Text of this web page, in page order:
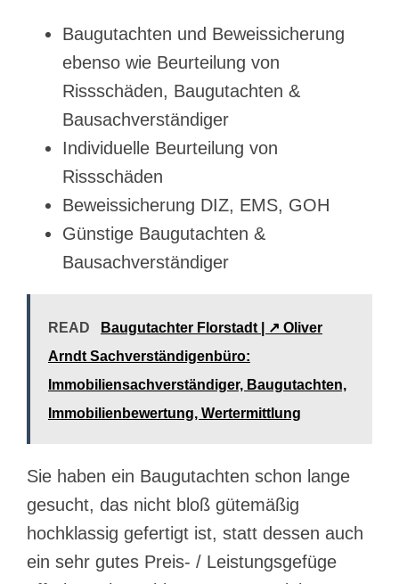
Baugutachten und Beweissicherung
ebenso wie Beurteilung von
Rissschäden, Baugutachten &
Bausachverständiger
Individuelle Beurteilung von
Rissschäden
Beweissicherung DIZ, EMS, GOH
Günstige Baugutachten &
Bausachverständiger
READ
Baugutachter Florstadt | ↗️ Oliver
Arndt Sachverständigenbüro:
Immobiliensachverständiger, Baugutachten,
Immobilienbewertung, Wertermittlung
Sie haben ein Baugutachten schon lange
gesucht, das nicht bloß gütemäßig
hochklassig gefertigt ist, statt dessen auch
ein sehr gutes Preis- / Leistungsgefüge